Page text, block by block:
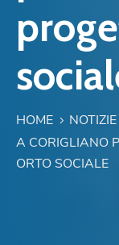
HOME NOTIZIE
A CORIGLIANO
ORTO SOCIALE